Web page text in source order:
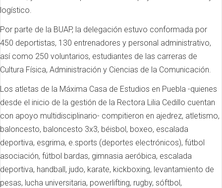
logístico.
Por parte de la BUAP, la delegación estuvo conformada por
450 deportistas, 130 entrenadores y personal administrativo,
así como 250 voluntarios, estudiantes de las carreras de
Cultura Física, Administración y Ciencias de la Comunicación.
Los atletas de la Máxima Casa de Estudios en Puebla -quienes
desde el inicio de la gestión de la Rectora Lilia Cedillo cuentan
con apoyo multidisciplinario- compitieron en ajedrez, atletismo,
baloncesto, baloncesto 3x3, béisbol, boxeo, escalada
deportiva, esgrima, e.sports (deportes electrónicos), fútbol
asociación, fútbol bardas, gimnasia aeróbica, escalada
deportiva, handball, judo, karate, kickboxing, levantamiento de
pesas, lucha universitaria, powerlifting, rugby, sóftbol,